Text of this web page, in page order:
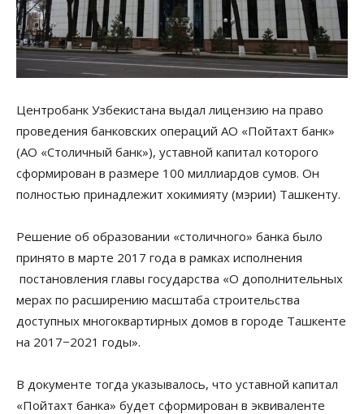
Центробанк Узбекистана выдал лицензию на право
проведения банковских операций АО «Пойтахт банк»
(АО «Столичный банк»), уставной капитал которого
сформирован в размере 100 миллиардов сумов. Он
полностью принадлежит хокимияту (мэрии) Ташкенту.
Решение об образовании «столичного» банка было
принято в марте 2017 года в рамках исполнения
постановления главы государства «О дополнительных
мерах по расширению масштаба строительства
доступных многоквартирных домов в городе Ташкенте
на 2017−2021 годы».
В документе тогда указывалось, что уставной капитал
«Пойтахт банка» будет сформирован в эквиваленте